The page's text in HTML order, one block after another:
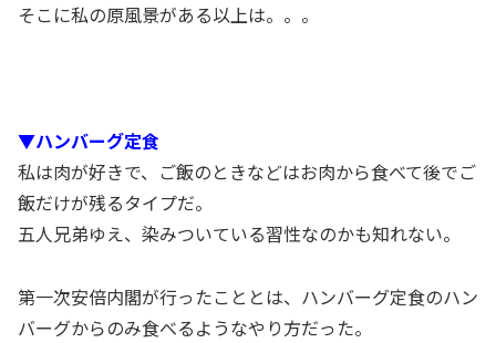
そこに私の原風景がある以上は。。。
▼ハンバーグ定食
私は肉が好きで、ご飯のときなどはお肉から食べて後でご
飯だけが残るタイプだ。
五人兄弟ゆえ、染みついている習性なのかも知れない。
第一次安倍内閣が行ったこととは、ハンバーグ定食のハン
バーグからのみ食べるようなやり方だった。